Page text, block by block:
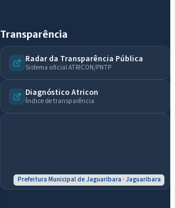
Transparência
Radar da Transparência Pública
Sistema oficial ATRICON/PNTP
Diagnóstico Atricon
Índice de transparência
Prefeitura Municipal de Jaguaribara · Jaguaribara